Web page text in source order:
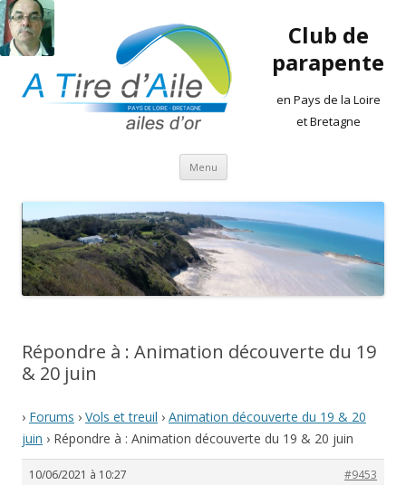
Club de
parapente
en Pays de la Loire
et Bretagne
Menu Aller
contenu
Répondre à : Animation découverte du 19
& 20 juin
› Forums › Vols et treuil › Animation découverte du 19 & 20
juin › Répondre à : Animation découverte du 19 & 20 juin
10/06/2021 à 10:27
#9453